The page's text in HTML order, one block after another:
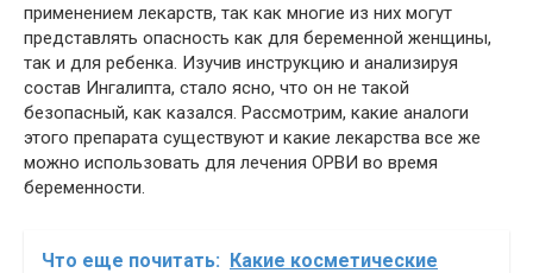
применением лекарств, так как многие из них могут
представлять опасность как для беременной женщины,
так и для ребенка. Изучив инструкцию и анализируя
состав Ингалипта, стало ясно, что он не такой
безопасный, как казался. Рассмотрим, какие аналоги
этого препарата существуют и какие лекарства все же
можно использовать для лечения ОРВИ во время
беременности.
Что еще почитать: Какие косметические